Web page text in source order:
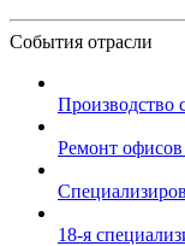
События отрасли
Производство
Ремонт
18-я